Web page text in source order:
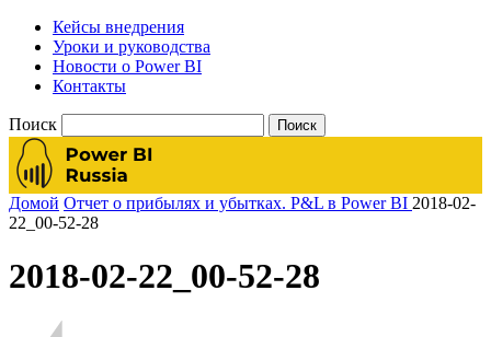
Кейсы внедрения
Уроки и руководства
Новости о Power BI
Контакты
Поиск
Домой Отчет о прибылях и убытках. P&L в Power BI 2018-02-
22_00-52-28
2018-02-22_00-52-28